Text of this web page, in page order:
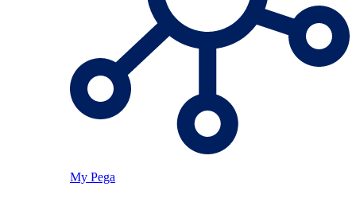
My Pega